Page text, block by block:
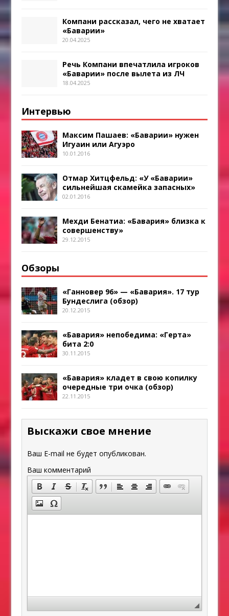
Компани рассказал, чего не хватает
«Баварии»
20.04.2025
Речь Компани впечатлила игроков
«Баварии» после вылета из ЛЧ
18.04.2025
Интервью
Максим Пашаев: «Баварии» нужен
Игуаин или Агуэро
10.01.2016
Отмар Хитцфельд: «У «Баварии»
сильнейшая скамейка запасных»
02.01.2016
Мехди Бенатиа: «Бавария» близка к
совершенству»
29.12.2015
Обзоры
«Ганновер 96» — «Бавария». 17 тур
Бундеслига (обзор)
20.12.2015
«Бавария» непобедима: «Герта»
бита 2:0
30.11.2015
«Бавария» кладет в свою копилку
очередные три очка (обзор)
22.11.2015
Выскажи свое мнение
Ваш E-mail не будет опубликован.
Ваш комментарий